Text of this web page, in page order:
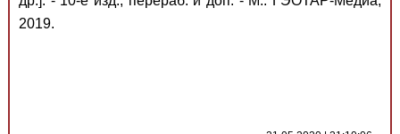
2019.